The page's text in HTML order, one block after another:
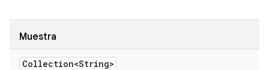
Muestra
Collection<String>